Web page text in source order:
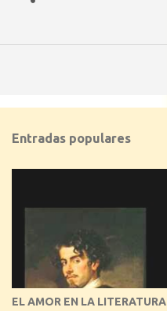
Entradas populares
EL AMOR EN LA LITERATURA